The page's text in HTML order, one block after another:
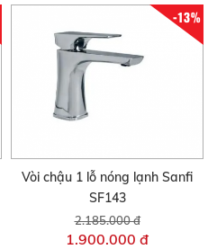
-13%
Vòi chậu 1 lỗ nóng lạnh Sanfi
SF143
2.185.000 đ
1.900.000 đ